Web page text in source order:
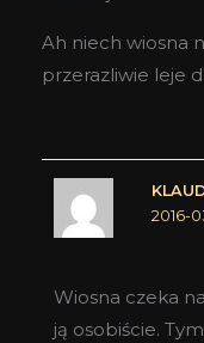
Ah niech wiosna
przerazliwie leje
2016-
Wiosna czeka
ją osobiście.